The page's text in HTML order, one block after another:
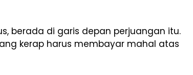
berada di garis depan perjuangan itu.
kerap harus membayar mahal atas